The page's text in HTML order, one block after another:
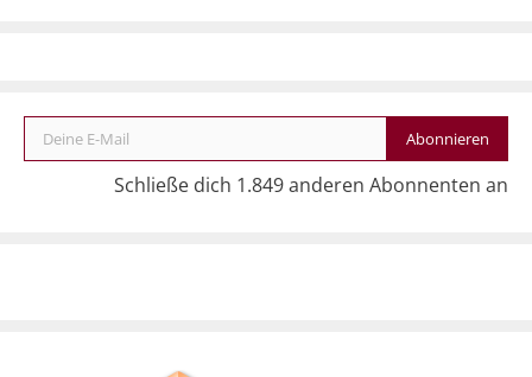
Deine E-Mail
Abonnieren
Schließe dich 1.849 anderen Abonnenten an